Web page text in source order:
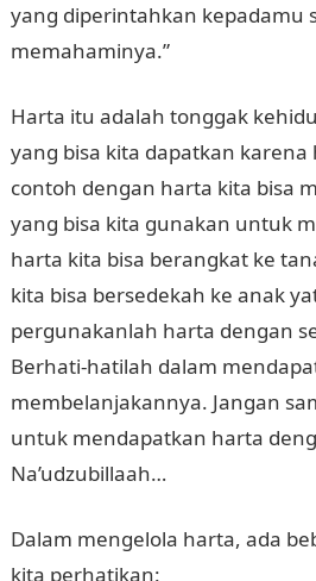
yang diperintahkan kepadamu
memahaminya.”
Harta itu adalah tonggak
yang bisa kita dapatkan
contoh dengan harta kita bisa
yang bisa kita gunakan untuk
harta kita bisa berangkat ke
kita bisa bersedekah ke anak
pergunakanlah harta dengan
Berhati-hatilah dalam
membelanjakannya. Jangan
untuk mendapatkan harta
Na’udzubillaah…
Dalam mengelola harta, ada
kita perhatikan: